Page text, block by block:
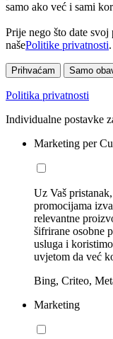
samo ako već i sami
Prije nego što date
našePolitike privatnosti.
Prihvaćam Samo
Politika privatnosti
Individualne postavke
Marketing per
Uz Vaš
promocijama
relevantne
šifrirane osobne
usluga i
uvjetom da već
Bing, Criteo,
Marketing